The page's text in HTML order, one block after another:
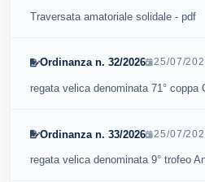
Traversata amatoriale solidale - pdf
Ordinanza n. 32/2026 25/07/
regata velica denominata 71°
Ordinanza n. 33/2026 25/07/
regata velica denominata 9° trofeo